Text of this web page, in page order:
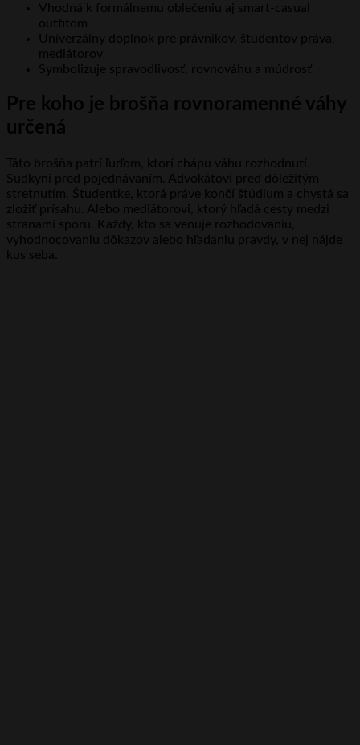
Vhodná k formálnemu oblečeniu aj smart-casual
outfitom
Univerzálny doplnok pre právnikov, študentov práva,
mediátorov
Symbolizuje spravodlivosť, rovnováhu a múdrosť
Pre koho je brošňa rovnoramenné váhy
určená
Táto brošňa patrí ľuďom, ktorí chápu váhu rozhodnutí.
Sudkyni pred pojednávaním. Advokátovi pred dôležitým
stretnutím. Študentke, ktorá práve končí štúdium a chystá sa
zložiť prísahu. Alebo mediátorovi, ktorý hľadá cesty medzi
stranami sporu. Každý, kto sa venuje rozhodovaniu,
vyhodnocovaniu dôkazov alebo hľadaniu pravdy, v nej nájde
kus seba.